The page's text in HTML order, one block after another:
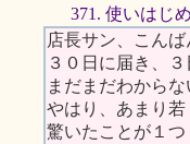
371. 使いはじ
店長サン、こんば
３０日に届き、３
まだまだわから
やはり、あまり
驚いたことが１